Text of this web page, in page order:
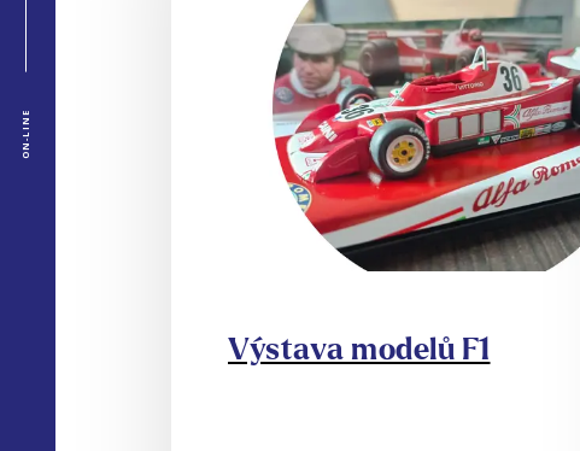
ON-LINE
Výstava modelů F1